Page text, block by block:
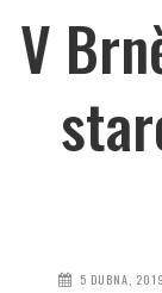
V
5 DUBNA, 2019